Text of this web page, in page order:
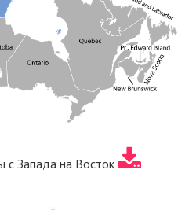
с Запада на Восток